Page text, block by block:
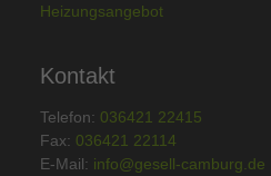
Heizungsangebot
Kontakt
Telefon: 036421 22415
Fax: 036421 22114
E-Mail: info@gesell-camburg.de